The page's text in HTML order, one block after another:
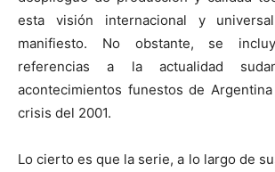
esta visión internacional y
manifiesto. No obstante, se
referencias a la actualidad
acontecimientos funestos de
crisis del 2001.
Lo cierto es que la serie, a lo largo de